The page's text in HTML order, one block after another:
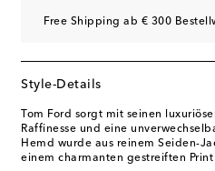
Free Shipping ab € 300
Style-Details
Tom Ford sorgt mit seinen
Raffinesse und eine
Hemd wurde aus reinem Seiden-
einem charmanten gestreiften